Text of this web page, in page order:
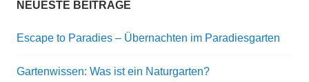
NEUESTE BEITRÄGE
Escape to Paradies – Übernachten im Paradiesgarten
Gartenwissen: Was ist ein Naturgarten?